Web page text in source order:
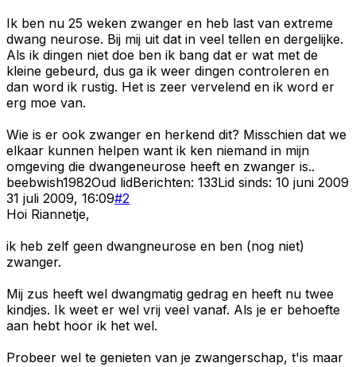
Ik ben nu 25 weken zwanger en heb last van extreme
dwang neurose. Bij mij uit dat in veel tellen en dergelijke.
Als ik dingen niet doe ben ik bang dat er wat met de
kleine gebeurd, dus ga ik weer dingen controleren en
dan word ik rustig. Het is zeer vervelend en ik word er
erg moe van.
Wie is er ook zwanger en herkend dit? Misschien dat we
elkaar kunnen helpen want ik ken niemand in mijn
omgeving die dwangeneurose heeft en zwanger is..
beebwish1982Oud lidBerichten: 133Lid sinds: 10 juni 2009
31 juli 2009, 16:09#2
Hoi Riannetje,
ik heb zelf geen dwangneurose en ben (nog niet)
zwanger.
Mij zus heeft wel dwangmatig gedrag en heeft nu twee
kindjes. Ik weet er wel vrij veel vanaf. Als je er behoefte
aan hebt hoor ik het wel.
Probeer wel te genieten van je zwangerschap, t'is maar